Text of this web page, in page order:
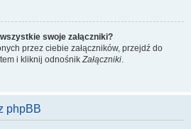
swoje załączniki?
przez ciebie załączników, przejdź do
i kliknij odnośnikZałączniki.
phpBB